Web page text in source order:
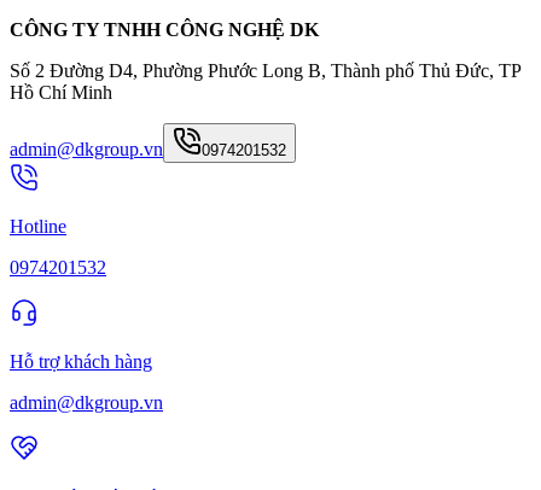
CÔNG TY TNHH CÔNG NGHỆ DK
Số 2 Đường D4, Phường Phước Long B, Thành phố Thủ Đức, TP
Hồ Chí Minh
admin@dkgroup.vn 0974201532
Hotline
0974201532
Hỗ trợ khách hàng
admin@dkgroup.vn